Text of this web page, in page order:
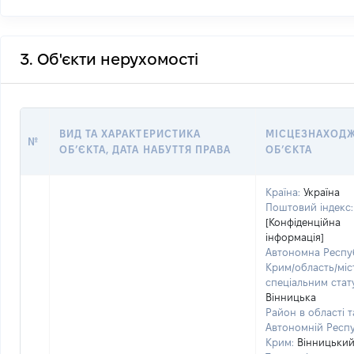
3. Об'єкти нерухомості
№
ВИД ТА ХАРАКТЕРИСТИКА
ОБʼЄКТА, ДАТА НАБУТТЯ ПРАВА
ОБʼЄКТА
Країна: Україна
Поштовий індекс:
[Конфіденційна
інформація]
Автономна
Крим/область/
спеціальним
Вінницька
Район в області
Автономній
Крим: Вінницький